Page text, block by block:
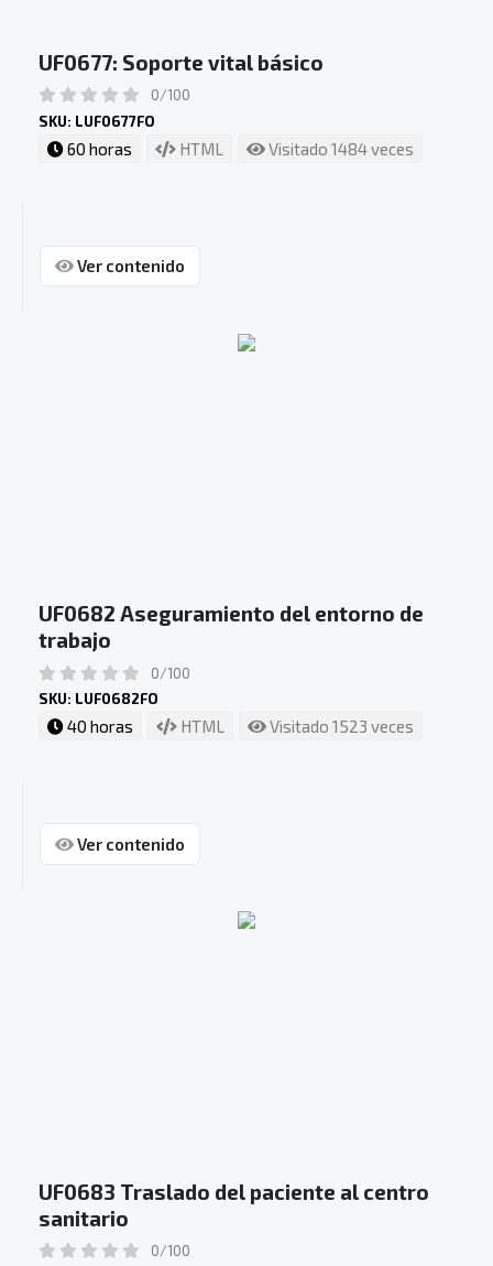
UF0677: Soporte vital básico
0/100
SKU: LUF0677FO
60 horas HTML Visitado 1484 veces
Ver contenido
UF0682 Aseguramiento del entorno de
trabajo
0/100
SKU: LUF0682FO
40 horas HTML Visitado 1523 veces
Ver contenido
UF0683 Traslado del paciente al centro
sanitario
0/100